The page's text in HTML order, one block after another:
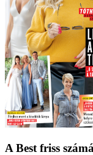
A Best friss